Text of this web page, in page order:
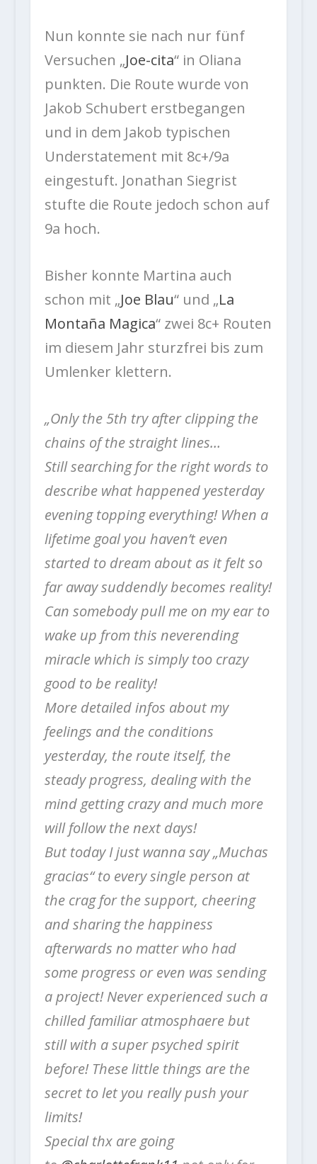
Nun konnte sie nach nur fünf
Versuchen „Joe-cita“ in Oliana
punkten. Die Route wurde von
Jakob Schubert erstbegangen
und in dem Jakob typischen
Understatement mit 8c+/9a
eingestuft. Jonathan Siegrist
stufte die Route jedoch schon auf
9a hoch.
Bisher konnte Martina auch
schon mit „Joe Blau“ und „La
Montaña Magica“ zwei 8c+ Routen
im diesem Jahr sturzfrei bis zum
Umlenker klettern.
„Only the 5th try after clipping the
chains of the straight lines…
Still searching for the right words to
describe what happened yesterday
evening topping everything! When a
lifetime goal you haven’t even
started to dream about as it felt so
far away suddendly becomes reality!
Can somebody pull me on my ear to
wake up from this neverending
miracle which is simply too crazy
good to be reality!
More detailed infos about my
feelings and the conditions
yesterday, the route itself, the
steady progress, dealing with the
mind getting crazy and much more
will follow the next days!
But today I just wanna say „Muchas
gracias“ to every single person at
the crag for the support, cheering
and sharing the happiness
afterwards no matter who had
some progress or even was sending
a project! Never experienced such a
chilled familiar atmosphaere but
still with a super psyched spirit
before! These little things are the
secret to let you really push your
limits!
Special thx are going